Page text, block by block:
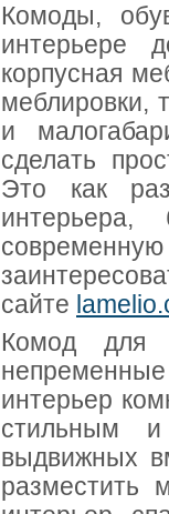
Комоды,
интерьере
корпусная
меблировки,
и
сделать
Это как
сайте
Комод для
интерьер
стильным
выдвижных
разместить